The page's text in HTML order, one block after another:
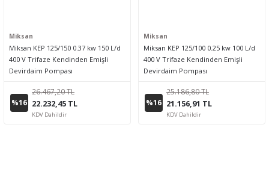
Miksan
Miksan KEP 125/150 0.37 kw 150 L/d
400 V Trifaze Kendinden Emişli
Devirdaim Pompası
%16
26.467,20 TL
22.232,45 TL
KDV Dahildir
Miksan
Miksan KEP 125/100 0.25 kw 100 L/d
400 V Trifaze Kendinden Emişli
Devirdaim Pompası
%16
25.186,80 TL
21.156,91 TL
KDV Dahildir